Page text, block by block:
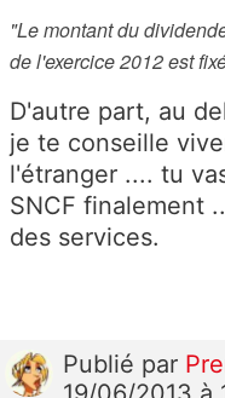
"Le montant du
de l'exercice 2012 est
D'autre part, au
je te conseille
l'étranger .... tu
SNCF finalement
des services.
Publié par